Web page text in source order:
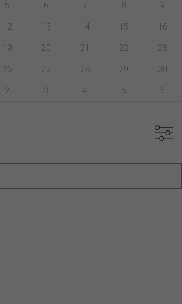
5 6 7 8 9
12 13 14 15 16
19 20 21 22 23
26 27 28 29 30
2 3 4 5 6